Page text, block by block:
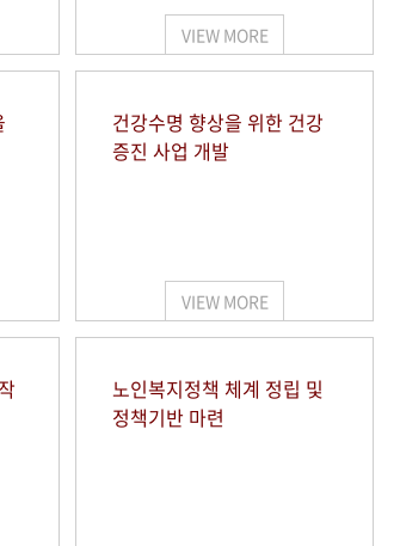
VIEW MORE
건강수명 향상을 위한 건강
증진 사업 개발
VIEW MORE
노인복지정책 체계 정립 및
정책기반 마련